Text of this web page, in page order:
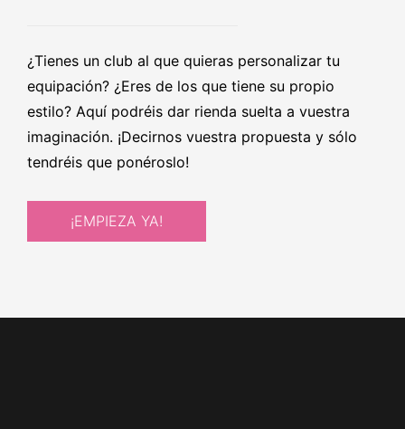
¿Tienes un club al que quieras personalizar tu
equipación? ¿Eres de los que tiene su propio
estilo? Aquí podréis dar rienda suelta a vuestra
imaginación. ¡Decirnos vuestra propuesta y sólo
tendréis que ponéroslo!
¡EMPIEZA YA!